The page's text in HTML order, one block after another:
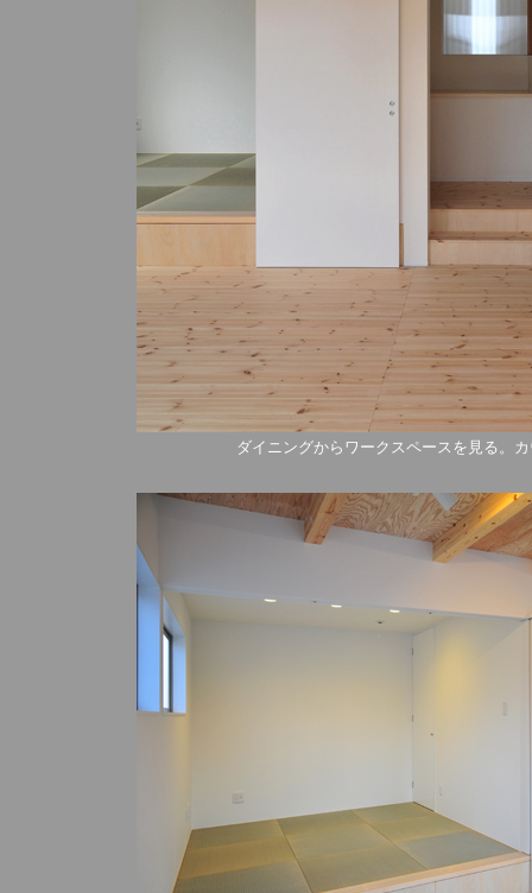
ダイニングからワークスペースを見る。